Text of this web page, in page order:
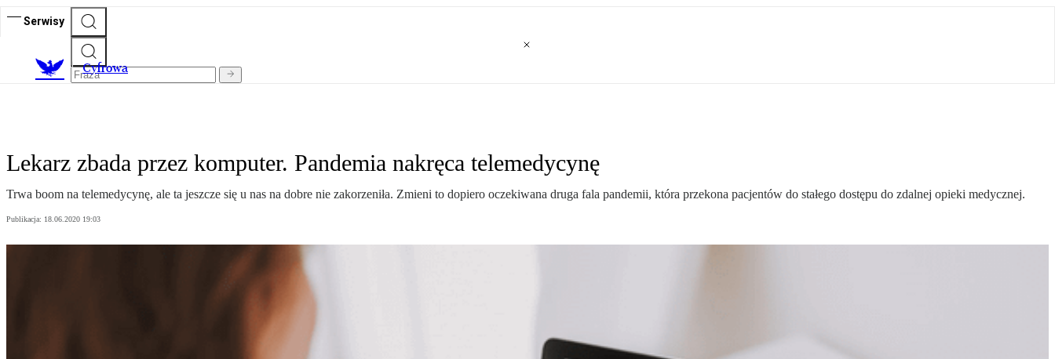
Serwisy
Cyfrowa
Lekarz zbada przez komputer. Pandemia nakręca telemedycynę
Trwa boom na telemedycynę, ale ta jeszcze się u nas na dobre nie zakorzeniła. Zmieni to dopiero oczekiwana druga fala pandemii, która przekona pacjentów do stałego dostępu do zdalnej opieki medycznej.
Publikacja: 18.06.2020 19:03